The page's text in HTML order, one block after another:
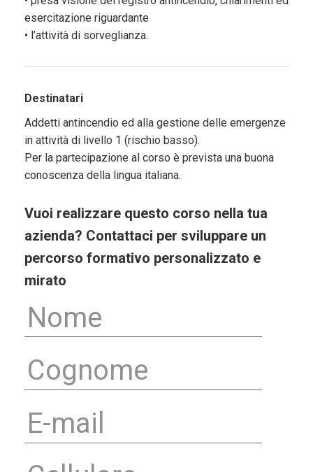
esercitazione riguardante
• l’attività di sorveglianza.
Destinatari
Addetti antincendio ed alla gestione delle emergenze
in attività di livello 1 (rischio basso).
Per la partecipazione al corso è prevista una buona
conoscenza della lingua italiana.
Vuoi realizzare questo corso nella tua
azienda? Contattaci per sviluppare un
percorso formativo personalizzato e
mirato